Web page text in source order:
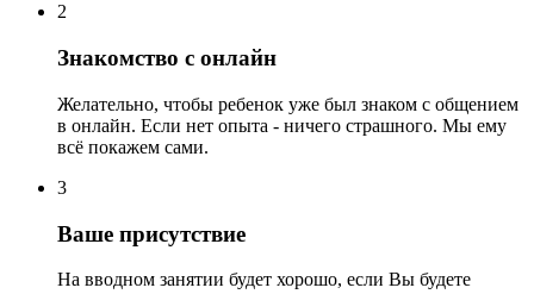
2
Знакомство с онлайн
Желательно, чтобы ребенок уже был знаком с общением
в онлайн. Если нет опыта - ничего страшного. Мы ему
всё покажем сами.
3
Ваше присутствие
На вводном занятии будет хорошо, если Вы будете